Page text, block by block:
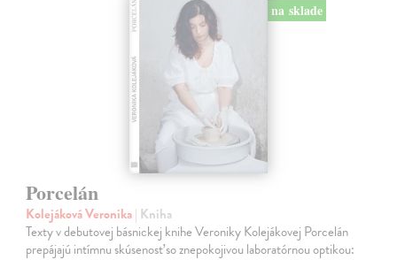
na sklade
Porcelán
Kolejáková Veronika| Kniha
Texty v debutovej básnickej knihe Veroniky Kolejákovej Porcelán
prepájajú intímnu skúsenosť so znepokojivou laboratórnou optikou: